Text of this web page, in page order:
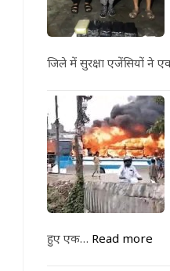
जिले में सुरक्षा एजेंसियों ने
हुए एक… Read more